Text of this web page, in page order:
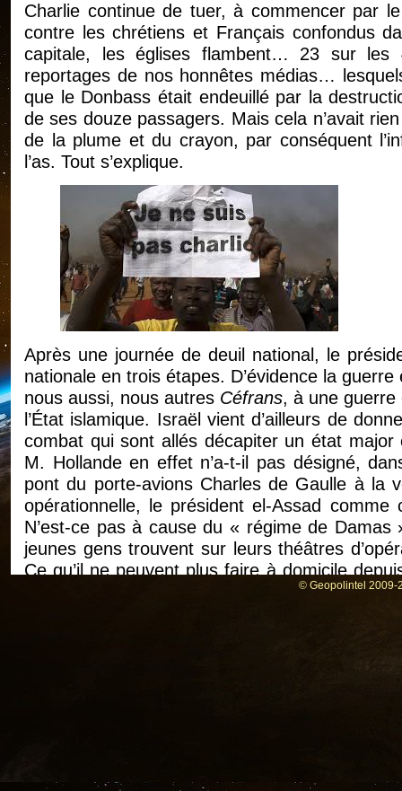
Charlie continue de tuer, à commencer par
contre les chrétiens et Français confondus
capitale, les églises flambent… 23 sur les
reportages de nos honnêtes médias…
que le Donbass était endeuillé par la
de ses douze passagers. Mais cela n’avait
de la plume et du crayon, par conséquent
l’as. Tout s’explique.
Après une journée de deuil national, le
nationale en trois étapes. D’évidence la
nous aussi, nous autres Céfrans, à une
l’État islamique. Israël vient d’ailleurs de
combat qui sont allés décapiter un état
M. Hollande en effet n’a-t-il pas désigné,
pont du porte-avions Charles de Gaulle à la
opérationnelle, le président el-Assad
N’est-ce pas à cause du « régime de
jeunes gens trouvent sur leurs théâtres
Ce qu’il ne peuvent plus faire à domicile
© Geopolintel 2009-